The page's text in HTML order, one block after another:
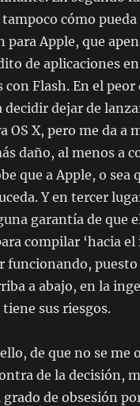
cómo pueda
para Apple, que
de aplicaciones
con Flash. En el peor
decidir dejar de
OS X, pero me da a
daño, al menos a
que a Apple, o sea
Y en tercer
garantía de que
compilar ‘hacia el
funcionando, puesto
a abajo, en la
sus riesgos.
de que no se me
de la decisión,
grado de obsesión